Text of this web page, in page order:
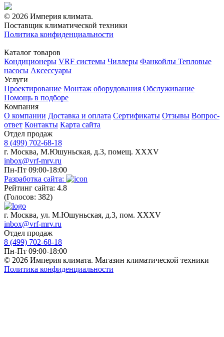
© 2026 Империя климата.
Поставщик климатической техники
Политика конфиденциальности
Каталог товаров
Кондиционеры VRF системы Чиллеры Фанкойлы Тепловые
насосы Аксессуары
Услуги
Проектирование Монтаж оборудования Обслуживание
Помощь в подборе
Компания
О компании Доставка и оплата Сертификаты Отзывы Вопрос-
ответ Контакты Карта сайта
Отдел продаж
8 (499) 702-68-18
г. Москва, М.Юшуньская, д.3, помещ. XXXV
inbox@vrf-mrv.ru
Пн-Пт 09:00-18:00
Разработка сайта:
Рейтинг сайта: 4.8
(Голосов: 382)
г. Москва, ул. М.Юшуньская, д.3, пом. XXXV
inbox@vrf-mrv.ru
Отдел продаж
8 (499) 702-68-18
Пн-Пт 09:00-18:00
© 2026 Империя климата. Магазин климатической техники
Политика конфиденциальности